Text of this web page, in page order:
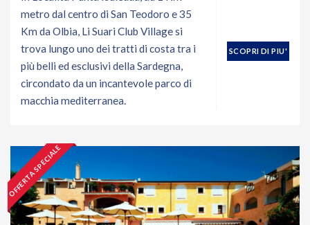
metro dal centro di San Teodoro e 35
Km da Olbia, Li Suari Club Village si
trova lungo uno dei tratti di costa tra i
più belli ed esclusivi della Sardegna,
circondato da un incantevole parco di
macchia mediterranea.
SCOPRI DI PIU'
OFFERTA SPECIALE